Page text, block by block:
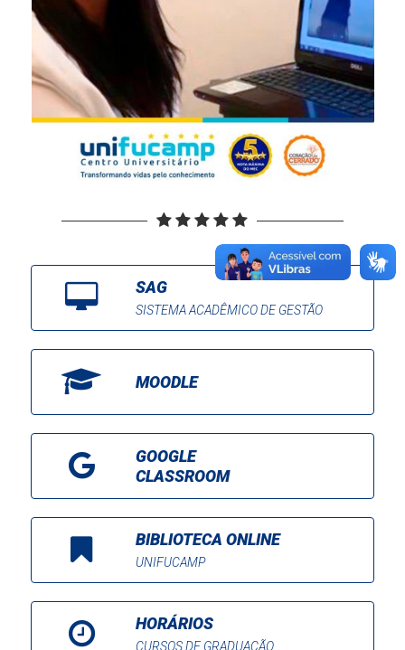
SAG
SISTEMA ACADÊMICO DE GESTÃO
MOODLE
GOOGLE
CLASSROOM
BIBLIOTECA ONLINE
UNIFUCAMP
HORÁRIOS
CURSOS DE GRADUAÇÃO